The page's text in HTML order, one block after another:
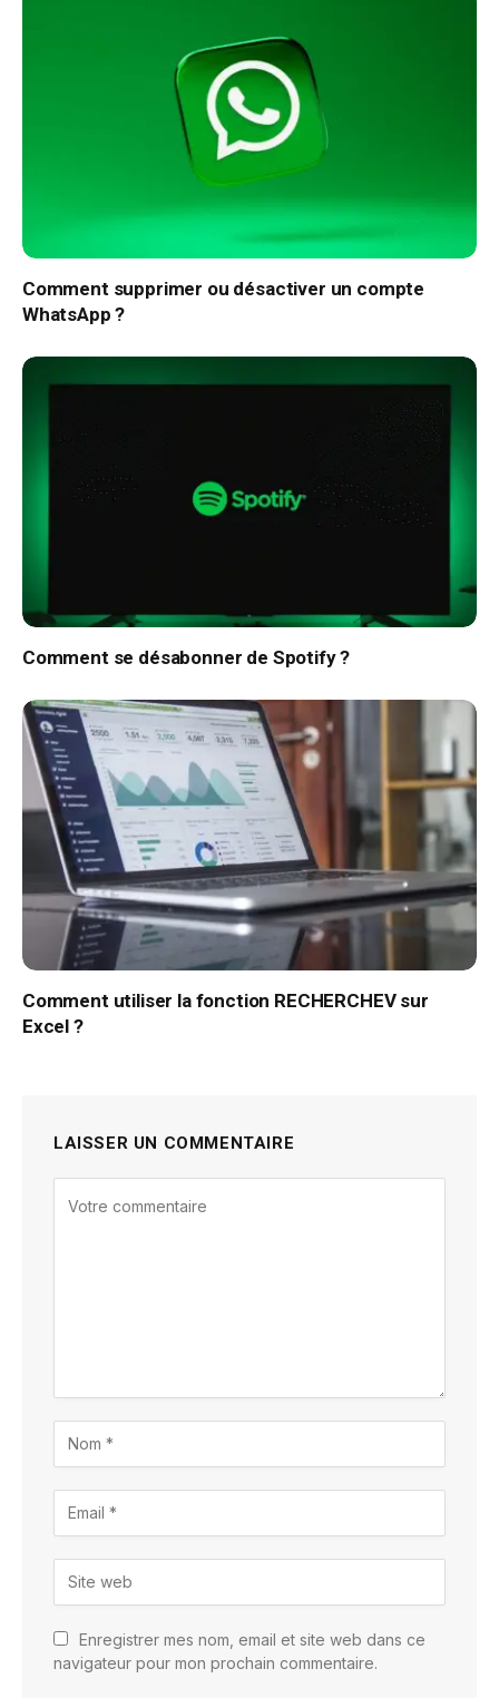
Comment supprimer ou désactiver un compte
WhatsApp ?
Comment se désabonner de Spotify ?
Comment utiliser la fonction RECHERCHEV sur
Excel ?
LAISSER UN COMMENTAIRE
Enregistrer mes nom, email et site web dans ce
navigateur pour mon prochain commentaire.